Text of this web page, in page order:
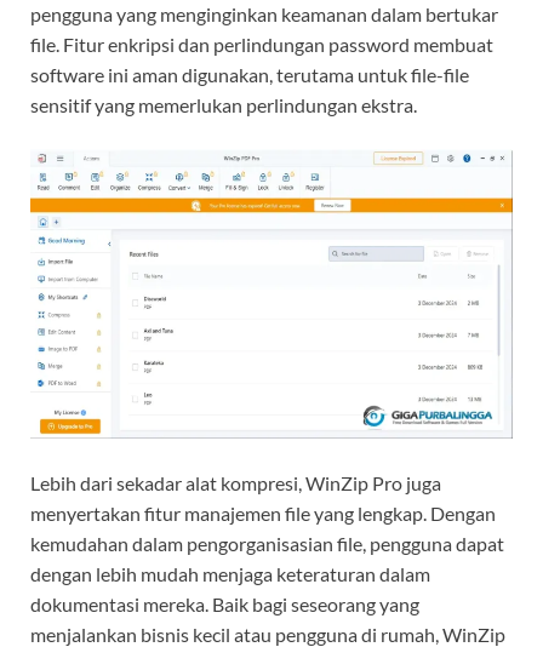
pengguna yang menginginkan keamanan dalam bertukar
file. Fitur enkripsi dan perlindungan password membuat
software ini aman digunakan, terutama untuk file-file
sensitif yang memerlukan perlindungan ekstra.
Lebih dari sekadar alat kompresi, WinZip Pro juga
menyertakan fitur manajemen file yang lengkap. Dengan
kemudahan dalam pengorganisasian file, pengguna dapat
dengan lebih mudah menjaga keteraturan dalam
dokumentasi mereka. Baik bagi seseorang yang
menjalankan bisnis kecil atau pengguna di rumah, WinZip